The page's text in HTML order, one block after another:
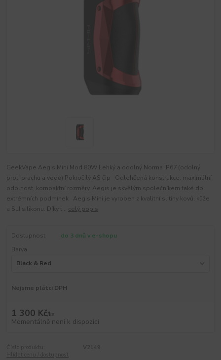
GeekVape Aegis Mini Mod 80W Lehký a odolný Norma IP67 (odolný
proti prachu a vodě) Pokročilý AS čip Odlehčená konstrukce, maximální
odolnost, kompaktní rozměry. Aegis je skvělým společníkem také do
extrémních podmínek Aegis Mini je vyroben z kvalitní slitiny kovů, kůže
a SLI silikonu. Díky t... celý popis
Dostupnost
do 3 dnů v e-shopu
Barva
Nejsme plátci DPH
1 300 Kč/ks
Momentálně není k dispozici